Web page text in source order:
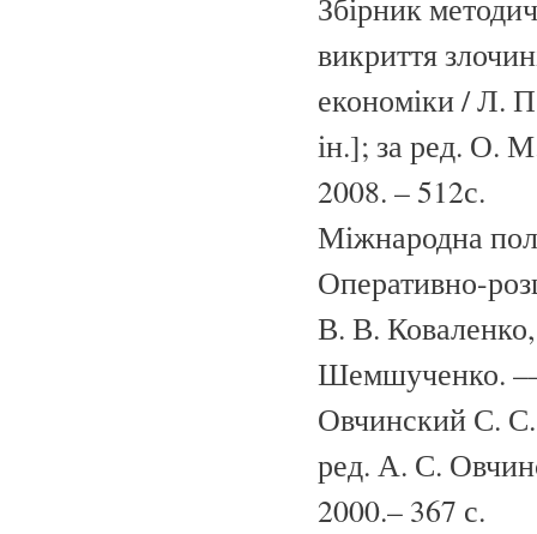
Збірник
викриття
економіки / Л.
ін.]; за ред. О.
2008. – 512с.
Міжнародна
Оперативно-
В. В.
Шемшученко.
Овчинский С.
ред. А. С.
2000.– 367 с.